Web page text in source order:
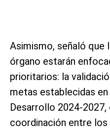
Asimismo, señaló que
órgano estarán
prioritarios: la
metas establecidas
Desarrollo 2024-
coordinación entre